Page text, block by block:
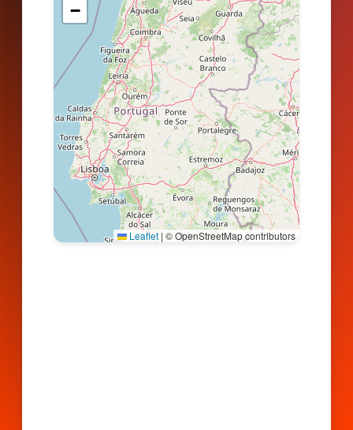
−
Leaflet | © OpenStreetMap contributors